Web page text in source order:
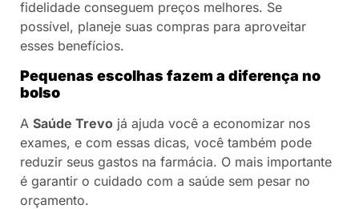
fidelidade conseguem preços melhores. Se
possível, planeje suas compras para aproveitar
esses benefícios.
Pequenas escolhas fazem a diferença no
bolso
A Saúde Trevo já ajuda você a economizar nos
exames, e com essas dicas, você também pode
reduzir seus gastos na farmácia. O mais importante
é garantir o cuidado com a saúde sem pesar no
orçamento.